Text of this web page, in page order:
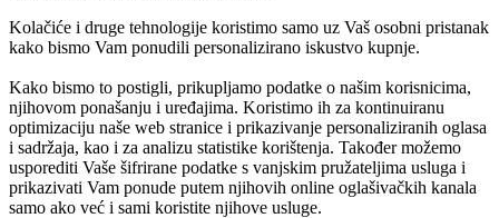
Kolačiće i druge tehnologije koristimo samo uz Vaš osobni pristanak
kako bismo Vam ponudili personalizirano iskustvo kupnje.
Kako bismo to postigli, prikupljamo podatke o našim korisnicima,
njihovom ponašanju i uređajima. Koristimo ih za kontinuiranu
optimizaciju naše web stranice i prikazivanje personaliziranih oglasa
i sadržaja, kao i za analizu statistike korištenja. Također možemo
usporediti Vaše šifrirane podatke s vanjskim pružateljima usluga i
prikazivati Vam ponude putem njihovih online oglašivačkih kanala
samo ako već i sami koristite njihove usluge.